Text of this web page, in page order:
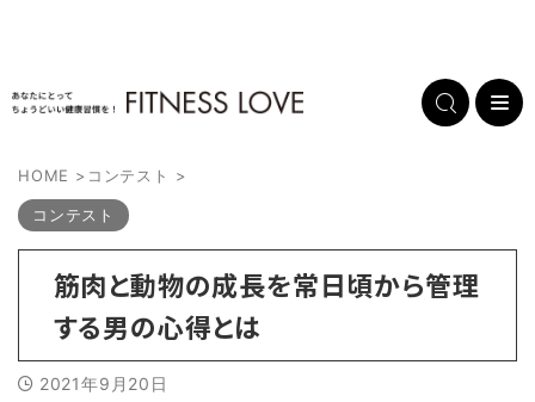
HOME > コンテスト >
コンテスト
筋肉と動物の成長を常日頃から管理
する男の心得とは
2021年9月20日